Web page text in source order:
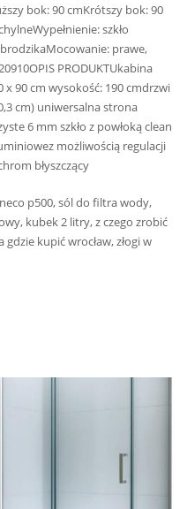
bok: 90 cmKrótszy bok: 90
szkło
prawe,
PRODUKTUkabina
90 cm wysokość: 190 cmdrzwi
cm) uniwersalna strona
6 mm szkło z powłoką clean
możliwością regulacji
błyszczący
p500, sól do filtra wody,
kubek 2 litry, z czego zrobić
kupić wrocław, złogi w